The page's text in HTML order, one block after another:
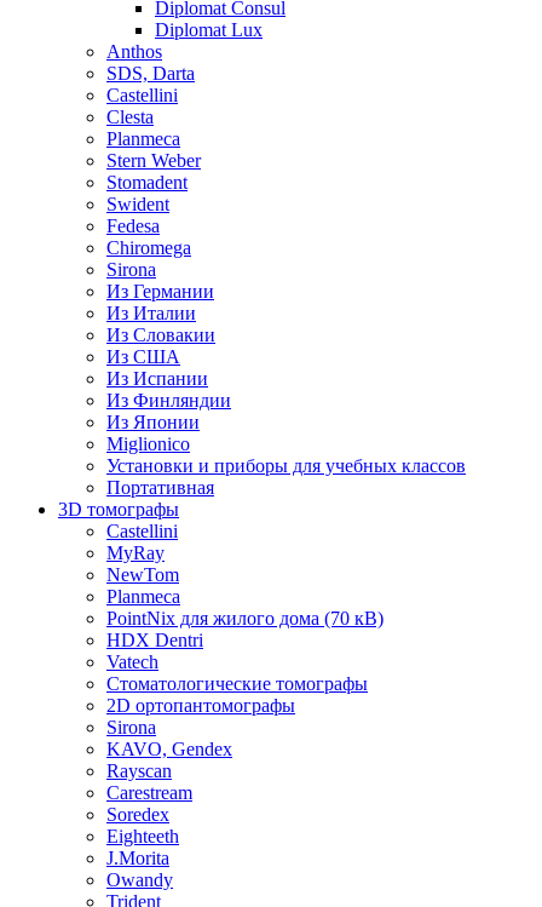
Diplomat Consul
Diplomat Lux
Anthos
SDS, Darta
Castellini
Clesta
Planmeca
Stern Weber
Stomadent
Swident
Fedesa
Chiromega
Sirona
Из Германии
Из Италии
Из Словакии
Из США
Из Испании
Из Финляндии
Из Японии
Miglionico
Установки и приборы для учебных классов
Портативная
3D томографы
Castellini
MyRay
NewTom
Planmeca
PointNix для жилого дома (70 кВ)
HDX Dentri
Vatech
Стоматологические томографы
2D ортопантомографы
Sirona
KAVO, Gendex
Rayscan
Carestream
Soredex
Eighteeth
J.Morita
Owandy
Trident